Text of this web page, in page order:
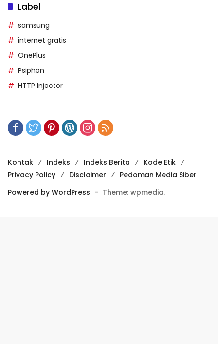
Label
samsung
internet gratis
OnePlus
Psiphon
HTTP Injector
Kontak Indeks Indeks Berita
Kode Etik
Privacy Policy
Disclaimer
Pedoman Media Siber
Powered by WordPress - Theme: wpmedia.